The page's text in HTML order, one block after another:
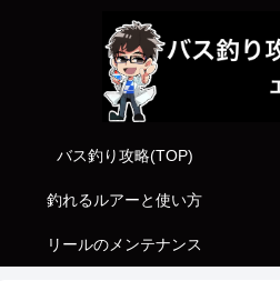
バス釣り攻略(TOP)
釣れるルアーと使い方
リールのメンテナンス